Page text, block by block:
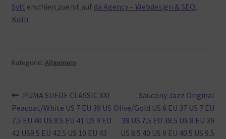
Sylt erschien zuerst auf da Agency – Webdesign & SEO,
Köln.
Kategorie: Allgemein
Beitragsnavigation
Vorheriger
Beitrag:
PUMA SUEDE CLASSIC XXI
Peacoat/White US 7 EU 39 US
7.5 EU 40 US 8.5 EU 41 US 9 EU
42 US9.5 EU 42.5 US 10 EU 43
Nächster
Beitrag:
Saucony Jazz Original
Olive/Gold US 6 EU 37 US 7 EU
38 US 7.5 EU 38.5 US 8 EU 39
US 8.5 40 US 9 EU 40.5 US 9.5